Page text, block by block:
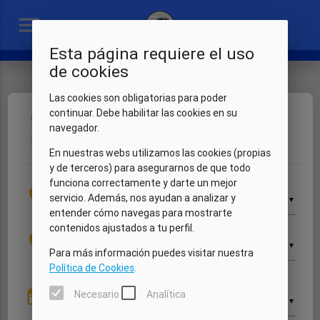
Esta página requiere el uso
de cookies
Las cookies son obligatorias para poder
continuar. Debe habilitar las cookies en su
navegador.
En nuestras webs utilizamos las cookies (propias
y de terceros) para asegurarnos de que todo
funciona correctamente y darte un mejor
servicio. Además, nos ayudan a analizar y
entender cómo navegas para mostrarte
contenidos ajustados a tu perfil.
Para más información puedes visitar nuestra
Política de Cookies.
Necesario Analítica
menu
Fechas Vehículo Extras Mis datos
location_on
Recogida
▼
location_on
Devolución
▼
date_range
Recogida
▼